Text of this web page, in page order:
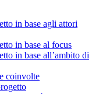
in base agli attori
in base al focus
in base all’ambito di
coinvolte